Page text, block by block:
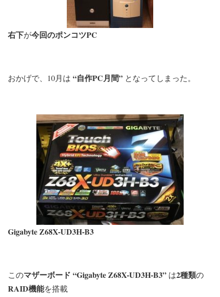
右下が今回のポンコツPC
おかげで、10月は “自作PC月間” となってしまった。
Gigabyte Z68X-UD3H-B3
このマザーボード “Gigabyte Z68X-UD3H-B3” は2種類の
RAID機能を搭載